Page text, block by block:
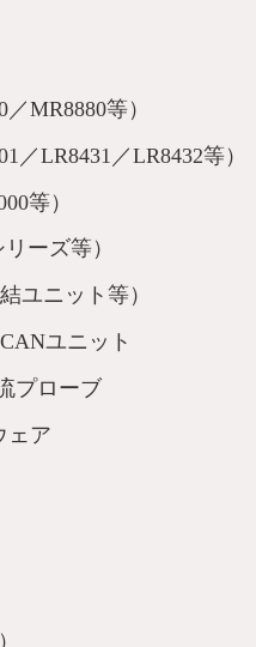
MR8880等）
LR8431／LR8432等）
等）
ーズ等）
ユニット等）
ユニット
プローブ
ェア